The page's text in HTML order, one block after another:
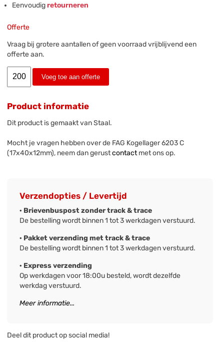
Eenvoudigretourneren
Offerte
Vraag bij grotere aantallen of geen voorraad vrijblijvend een
offerte aan.
Voeg toe aan offerte
Product informatie
Dit product is gemaakt van Staal.
Mocht je vragen hebben over de FAG Kogellager 6203 C
(17x40x12mm), neem dan gerustcontactmet ons op.
Verzendopties / Levertijd
· Brievenbuspost zonder track & trace
De bestelling wordt binnen 1 tot 3 werkdagen verstuurd.
· Pakket verzending met track & trace
De bestelling wordt binnen 1 tot 3 werkdagen verstuurd.
· Express verzending
Op werkdagen voor 18:00u besteld, wordt dezelfde
werkdag verstuurd.
Meer informatie...
Deel dit product op social media!